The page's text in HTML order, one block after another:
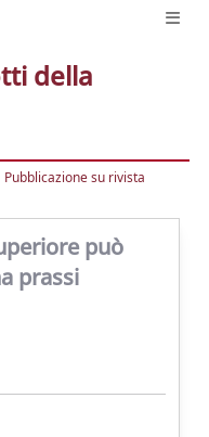
della
Pubblicazione su rivista
può
prassi